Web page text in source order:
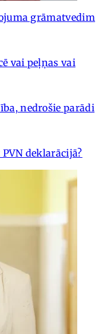
grāmatvedim
vai peļņas vai
nedrošie parādi
deklarācijā?